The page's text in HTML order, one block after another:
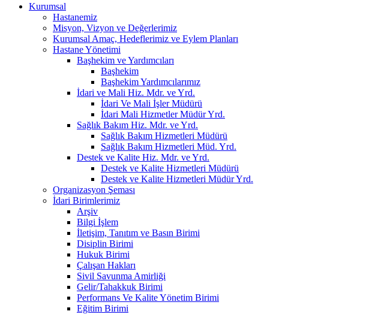
Kurumsal
Hastanemiz
Misyon, Vizyon ve Değerlerimiz
Kurumsal Amaç, Hedeflerimiz ve Eylem Planları
Hastane Yönetimi
Başhekim ve Yardımcıları
Başhekim
Başhekim Yardımcılarımız
İdari ve Mali Hiz. Mdr. ve Yrd.
İdari Ve Mali İşler Müdürü
İdari Mali Hizmetler Müdür Yrd.
Sağlık Bakım Hiz. Mdr. ve Yrd.
Sağlık Bakım Hizmetleri Müdürü
Sağlık Bakım Hizmetleri Müd. Yrd.
Destek ve Kalite Hiz. Mdr. ve Yrd.
Destek ve Kalite Hizmetleri Müdürü
Destek ve Kalite Hizmetleri Müdür Yrd.
Organizasyon Şeması
İdari Birimlerimiz
Arşiv
Bilgi İşlem
İletişim, Tanıtım ve Basın Birimi
Disiplin Birimi
Hukuk Birimi
Çalışan Hakları
Sivil Savunma Amirliği
Gelir/Tahakkuk Birimi
Performans Ve Kalite Yönetim Birimi
Eğitim Birimi